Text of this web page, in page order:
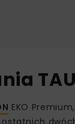
EKO
ostatnich